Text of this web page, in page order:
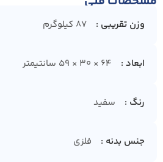
وزن تقریبی ۸۷ کیلوگرم
ابعاد 64 × 30 × 59 سانتیمتر
رنگ سفید
جنس بدنه فلزی